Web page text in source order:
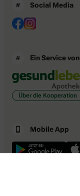
Social Media
Ein Service von
Über die Kooperation
Mobile App